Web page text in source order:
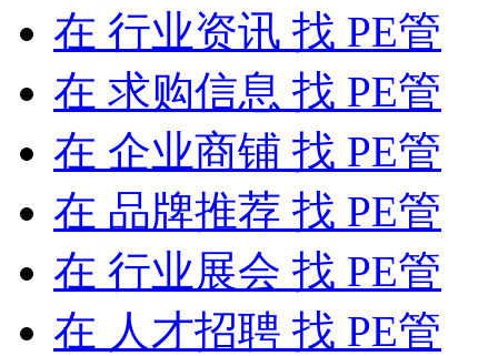
在 行业资讯 找 PE管
在 求购信息 找 PE管
在 企业商铺 找 PE管
在 品牌推荐 找 PE管
在 行业展会 找 PE管
在 人才招聘 找 PE管